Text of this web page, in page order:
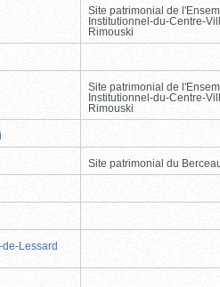
Site patrimonial de
Institutionnel-du-Centre-
Rimouski
Site patrimonial de
Institutionnel-du-Centre-
Rimouski
Site patrimonial du
de-Lessard